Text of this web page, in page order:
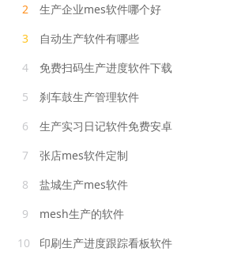
2
生产企业mes软件哪个好
3
自动生产软件有哪些
4
免费扫码生产进度软件下载
5
刹车鼓生产管理软件
6
生产实习日记软件免费安卓
7
张店mes软件定制
8
盐城生产mes软件
9
mesh生产的软件
10
印刷生产进度跟踪看板软件